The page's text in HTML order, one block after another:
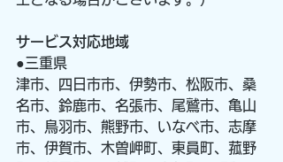
サービス対応地域
●三重県
津市、四日市市、伊勢市、松阪市、桑
名市、鈴鹿市、名張市、尾鷲市、亀山
市、鳥羽市、熊野市、いなべ市、志摩
市、伊賀市、木曽岬町、東員町、菰野